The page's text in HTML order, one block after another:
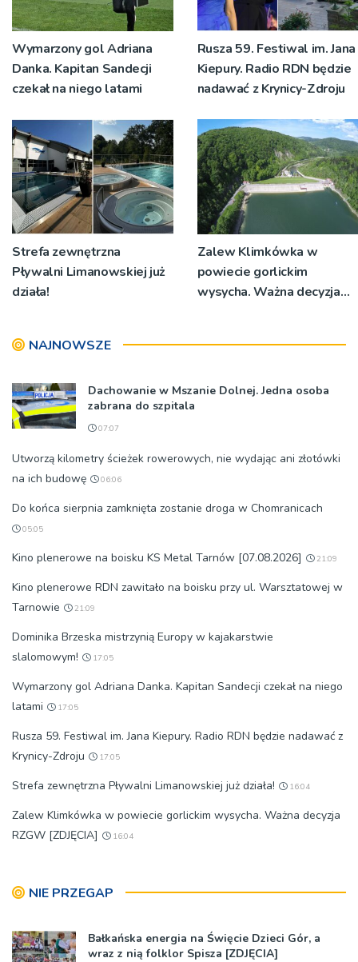
Wymarzony gol Adriana
Danka. Kapitan Sandecji
czekał na niego latami
Rusza 59. Festiwal im. Jana
Kiepury. Radio RDN będzie
nadawać z Krynicy-Zdroju
Strefa zewnętrzna
Pływalni Limanowskiej już
działa!
Zalew Klimkówka w
powiecie gorlickim
wysycha. Ważna decyzja
NAJNOWSZE
Dachowanie w Mszanie Dolnej. Jedna osoba
zabrana do szpitala
07:07
Utworzą kilometry ścieżek rowerowych, nie wydając ani złotówki
na ich budowę
06:06
Do końca sierpnia zamknięta zostanie droga w Chomranicach
05:05
Kino plenerowe na boisku KS Metal Tarnów [07.08.2026] 21:09
Kino plenerowe RDN zawitało na boisku przy ul. Warsztatowej w
Tarnowie
21:09
Dominika Brzeska mistrzynią Europy w kajakarstwie
slalomowym!
17:05
Wymarzony gol Adriana Danka. Kapitan Sandecji czekał na niego
latami
17:05
Rusza 59. Festiwal im. Jana Kiepury. Radio RDN będzie nadawać z
Krynicy-Zdroju
17:05
Strefa zewnętrzna Pływalni Limanowskiej już działa! 16:04
Zalew Klimkówka w powiecie gorlickim wysycha. Ważna decyzja
RZGW [ZDJĘCIA]
16:04
NIE PRZEGAP
Bałkańska energia na Święcie Dzieci Gór, a
wraz z nią folklor Spisza [ZDJĘCIA]